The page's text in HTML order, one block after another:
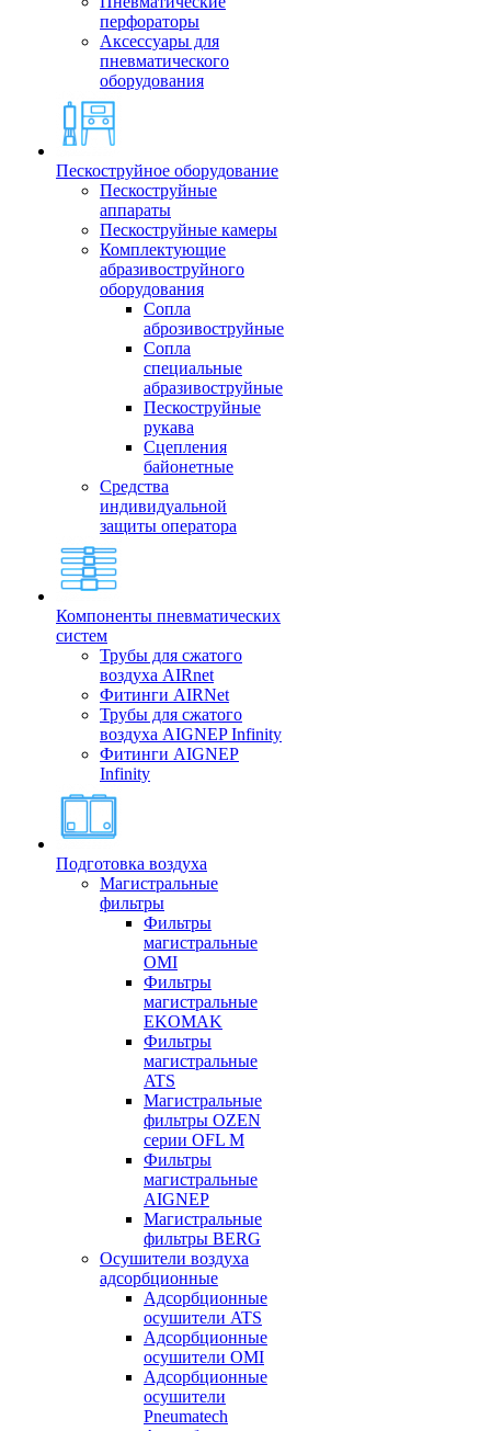
перфораторы
Аксессуары для
пневматического
оборудования
Пескоструйное оборудование
Пескоструйные
аппараты
Пескоструйные камеры
Комплектующие
абразивоструйного
оборудования
Сопла
аброзивоструйные
Сопла
специальные
абразивоструйные
Пескоструйные
рукава
Сцепления
байонетные
Средства
индивидуальной
защиты оператора
Компоненты пневматических
систем
Трубы для сжатого
воздуха AIRnet
Фитинги AIRNet
Трубы для сжатого
воздуха AIGNEP Infinity
Фитинги AIGNEP
Infinity
Подготовка воздуха
Магистральные
фильтры
Фильтры
магистральные
OMI
Фильтры
магистральные
EKOMAK
Фильтры
магистральные
ATS
Магистральные
фильтры OZEN
серии OFL M
Фильтры
магистральные
AIGNEP
Магистральные
фильтры BERG
Осушители воздуха
адсорбционные
Адсорбционные
осушители ATS
Адсорбционные
осушители OMI
Адсорбционные
осушители
Pneumatech